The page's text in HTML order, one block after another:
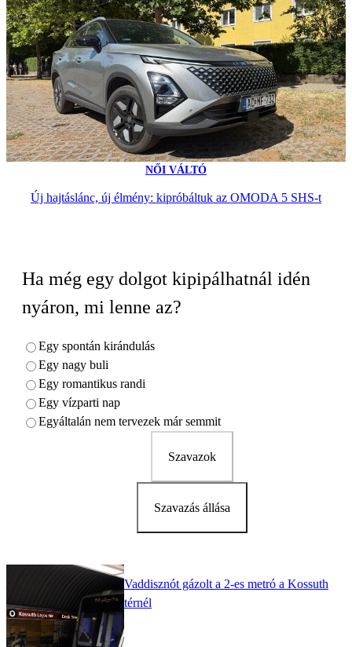
NŐI VÁLTÓ
Új hajtáslánc, új élmény: kipróbáltuk az OMODA 5 SHS-t
Ha még egy dolgot kipipálhatnál idén
nyáron, mi lenne az?
Egy spontán kirándulás
Egy nagy buli
Egy romantikus randi
Egy vízparti nap
Egyáltalán nem tervezek már semmit
Szavazok
Szavazás állása
Vaddisznót gázolt a 2-es metró a Kossuth
térnél